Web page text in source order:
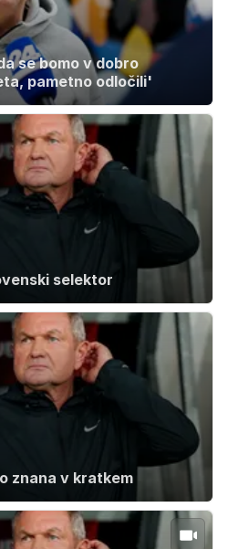
se bomo v dobro
pametno odločili'
selektor
znana v kratkem